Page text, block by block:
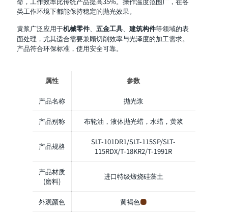
类工作环境下都能保持稳定的抛光效果。
黄浆广泛应用于机械零件、 五金工具、 建筑构件等领域的表
面处理，尤其适合需要兼顾切削效率与光泽度的加工需求。
产品符合环保标准，使用安全可靠。
属性 参数
产品名称 抛光浆
产品别称 布轮油，液体抛光蜡，水蜡，黄浆
产品规格
SLT-101DR1/SLT-115SP/SLT-
115RDX/T-18KR2/T-1991R
产品材质
(磨料)
进口特级煅烧硅藻土
外观颜色 黄褐色